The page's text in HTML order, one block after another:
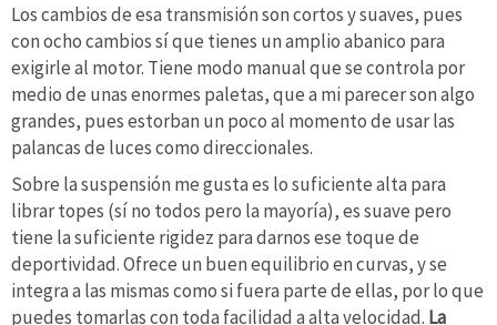
Los cambios de esa transmisión son cortos y suaves, pues
con ocho cambios sí que tienes un amplio abanico para
exigirle al motor. Tiene modo manual que se controla por
medio de unas enormes paletas, que a mi parecer son algo
grandes, pues estorban un poco al momento de usar las
palancas de luces como direccionales.
Sobre la suspensión me gusta es lo suficiente alta para
librar topes (sí no todos pero la mayoría), es suave pero
tiene la suficiente rigidez para darnos ese toque de
deportividad. Ofrece un buen equilibrio en curvas, y se
integra a las mismas como si fuera parte de ellas, por lo que
puedes tomarlas con toda facilidad a alta velocidad. La